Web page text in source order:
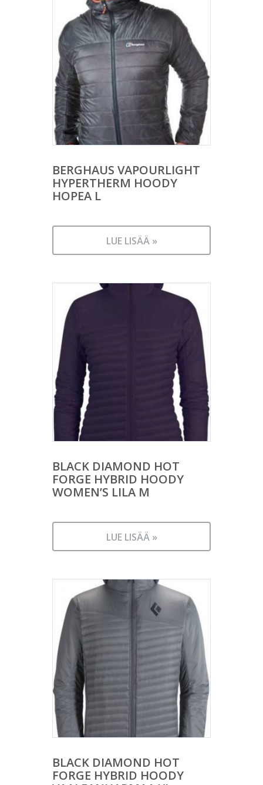
BERGHAUS VAPOURLIGHT
HYPERTHERM HOODY
HOPEA L
LUE LISÄÄ »
BLACK DIAMOND HOT
FORGE HYBRID HOODY
WOMEN’S LILA M
LUE LISÄÄ »
BLACK DIAMOND HOT
FORGE HYBRID HOODY